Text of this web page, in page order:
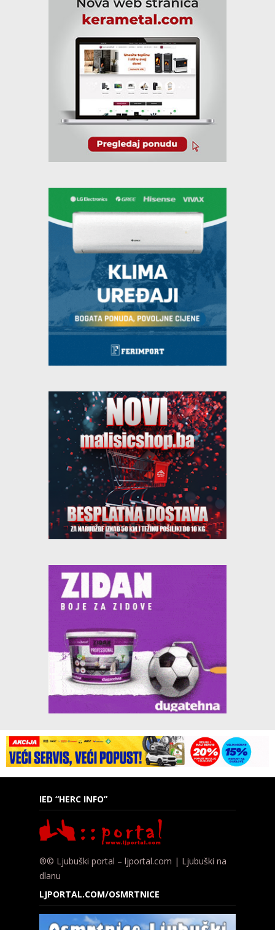
IED “HERC INFO”
®© Ljubuški portal – ljportal.com | Ljubuški na
dlanu
LJPORTAL.COM/OSMRTNICE